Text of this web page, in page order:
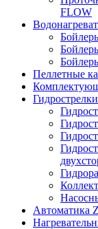
FLOW
Пеллетные
Гидрострелки
Автоматика